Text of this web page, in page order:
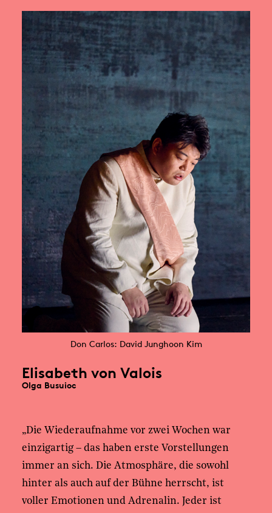
Don Carlos: David Junghoon Kim
Elisabeth von Valois
Olga Busuioc
„Die Wiederaufnahme vor zwei Wochen war
einzigartig – das haben erste Vorstellungen
immer an sich. Die Atmosphäre, die sowohl
hinter als auch auf der Bühne herrscht, ist
voller Emotionen und Adrenalin. Jeder ist